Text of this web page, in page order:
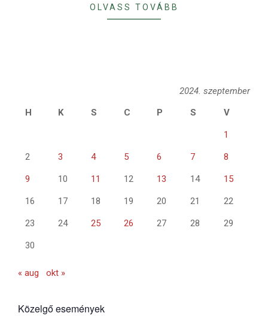
OLVASS TOVÁBB
2024. szeptember
H
K S C P S V
1
2 3 4 5 6 7 8
9 10 11 12 13 14 15
16 17 18 19 20 21 22
23 24 25 26 27 28 29
30
« aug okt »
Közelgő események